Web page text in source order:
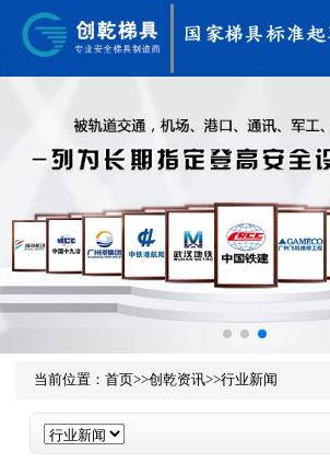
当前位置： 首页>>创乾资讯>>行业新闻